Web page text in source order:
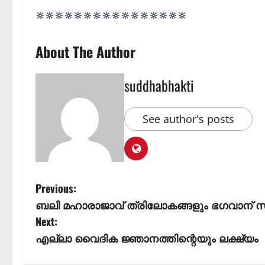
🔆🔆🔆🔆🔆🔆🔆🔆🔆🔆🔆🔆🔆🔆🔆🔆
About The Author
suddhabhakti
See author's posts
Previous:
ബലി മഹാരാജാവ് ത്രിലോകങ്ങളും ഭഗവാന്
Next:
എല്ലാ വൈദിക ജ്ഞാനത്തിന്റെയും ലക്ഷ്യം